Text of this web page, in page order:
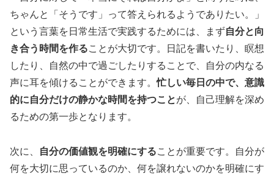
ちゃんと「そうです」って答えられるようでありたい。」
という言葉を日常生活で実践するためには、まず自分と向
き合う時間を作ることが大切です。日記を書いたり、瞑想
したり、自然の中で過ごしたりすることで、自分の内なる
声に耳を傾けることができます。忙しい毎日の中で、意識
的に自分だけの静かな時間を持つことが、自己理解を深め
るための第一歩となります。
次に、 自分の価値観を明確にすることが重要です。自分が
何を大切に思っているのか、何を譲れないのかを明確にす